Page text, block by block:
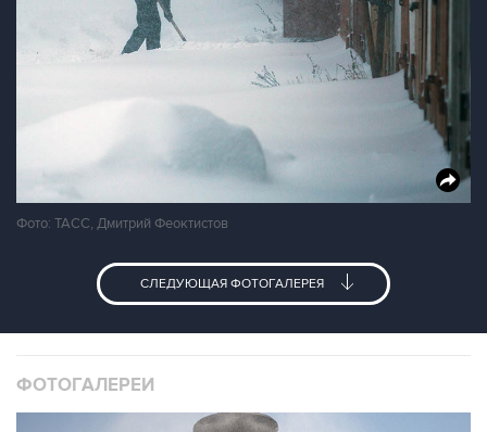
Фото: ТАСС, Дмитрий Феоктистов
СЛЕДУЮЩАЯ ФОТОГАЛЕРЕЯ
ФОТОГАЛЕРЕИ